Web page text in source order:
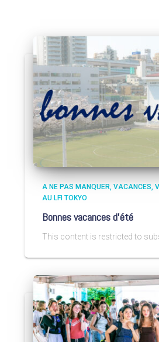
A NE PAS MANQUER VACANCES
AU LFI TOKYO
Bonnes vacances d’été
This content is restricted to